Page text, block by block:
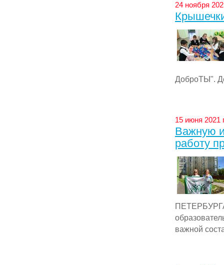
24 ноября
ДоброТЫ".
15 июня 2021
Важную
работу
важной